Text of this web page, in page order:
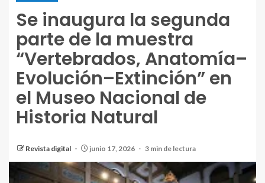
Se inaugura la segunda
parte de la muestra
“Vertebrados, Anatomía–
Evolución–Extinción” en
el Museo Nacional de
Historia Natural
Revista digital junio 17, 2026 3 min de lectura